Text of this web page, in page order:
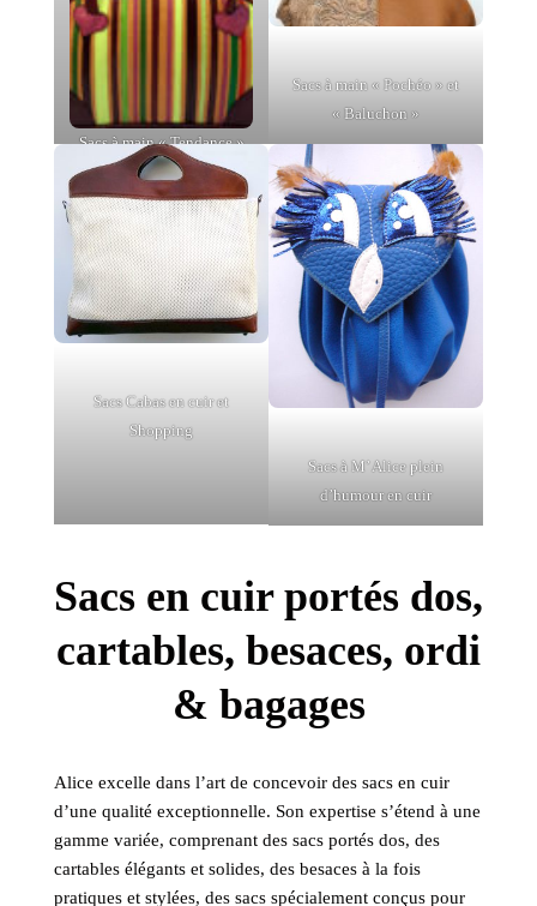
Sacs à main « Tendance »
Sacs à main « Pochéo » et
« Baluchon »
Sacs Cabas en cuir et
Shopping
Sacs à M’ Alice plein
d’humour en cuir
Sacs en cuir portés dos,
cartables, besaces, ordi
& bagages
Alice excelle dans l’art de concevoir des sacs en cuir
d’une qualité exceptionnelle. Son expertise s’étend à une
gamme variée, comprenant des sacs portés dos, des
cartables élégants et solides, des besaces à la fois
pratiques et stylées, des sacs spécialement conçus pour